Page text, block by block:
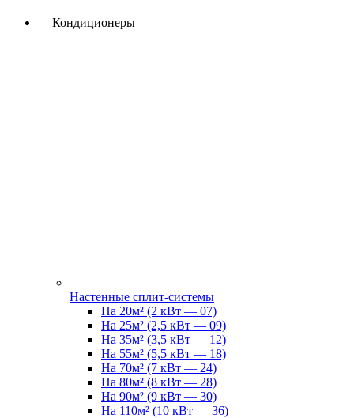
Кондиционеры
Настенные сплит-системы
На 20м² (2 кВт — 07)
На 25м² (2,5 кВт — 09)
На 35м² (3,5 кВт — 12)
На 55м² (5,5 кВт — 18)
На 70м² (7 кВт — 24)
На 80м² (8 кВт — 28)
На 90м² (9 кВт — 30)
На 110м² (10 кВт — 36)